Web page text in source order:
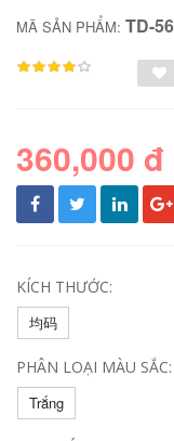
MÃ SẢN PHẨM: TD-
360,000 đ
KÍCH THƯỚC:
均码
PHÂN LOẠI MÀU SẮC:
Trắng